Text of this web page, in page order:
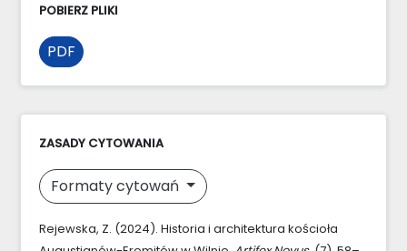
POBIERZ PLIKI
PDF
ZASADY CYTOWANIA
Formaty cytowań
Rejewska, Z. (2024). Historia i architektura kościoła